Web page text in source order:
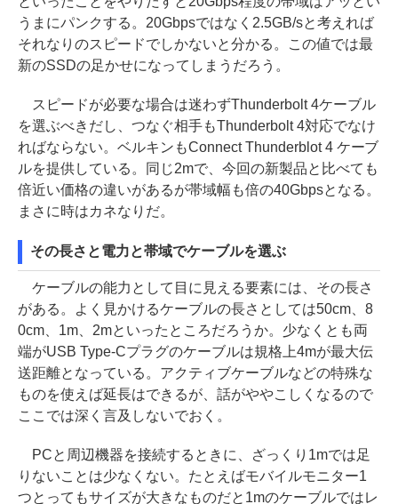
うまにパンクする。20Gbpsではなく2.5GB/sと考えれば
それなりのスピードでしかないと分かる。この値では最
新のSSDの足かせになってしまうだろう。
スピードが必要な場合は迷わずThunderbolt 4ケーブル
を選ぶべきだし、つなぐ相手もThunderbolt 4対応でなけ
ればならない。ベルキンもConnect Thunderblot 4 ケーブ
ルを提供している。同じ2mで、今回の新製品と比べても
倍近い価格の違いがあるが帯域幅も倍の40Gbpsとなる。
まさに時はカネなりだ。
その長さと電力と帯域でケーブルを選ぶ
ケーブルの能力として目に見える要素には、その長さ
がある。よく見かけるケーブルの長さとしては50cm、8
0cm、1m、2mといったところだろうか。少なくとも両
端がUSB Type-Cプラグのケーブルは規格上4mが最大伝
送距離となっている。アクティブケーブルなどの特殊な
ものを使えば延長はできるが、話がややこしくなるので
ここでは深く言及しないでおく。
PCと周辺機器を接続するときに、ざっくり1mでは足
りないことは少なくない。たとえばモバイルモニター1
つとってもサイズが大きなものだと1mのケーブルではレ